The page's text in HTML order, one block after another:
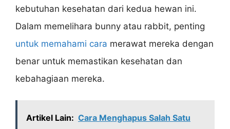
kebutuhan kesehatan dari kedua hewan ini.
Dalam memelihara bunny atau rabbit, penting
untuk memahami cara merawat mereka dengan
benar untuk memastikan kesehatan dan
kebahagiaan mereka.
Artikel Lain: Cara Menghapus Salah Satu